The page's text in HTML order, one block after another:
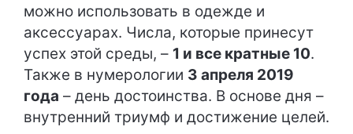
можно использовать в одежде и
аксессуарах. Числа, которые принесут
успех этой среды, – 1 и все кратные 10.
Также в нумерологии 3 апреля 2019
года – день достоинства. В основе дня –
внутренний триумф и достижение целей.